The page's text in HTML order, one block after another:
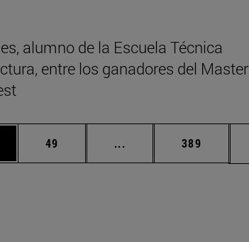
alumno de la Escuela Técnica
entre los ganadores del Master
para desplazarse.
Página
49 ... Páginas intermedias
Página
389